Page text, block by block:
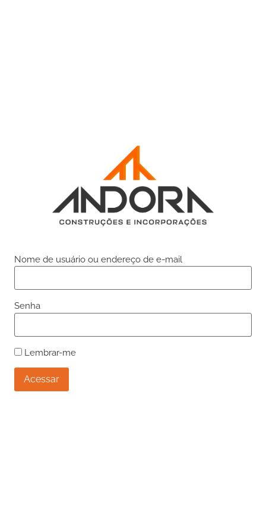
Nome de usuário ou endereço de e-mail
Senha
Lembrar-me